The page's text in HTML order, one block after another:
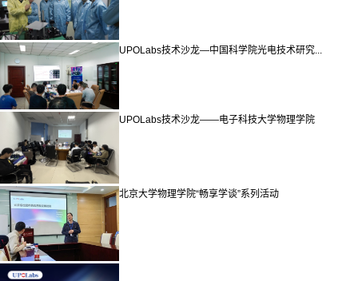
UPOLabs技术沙龙—中国科学院光电技术研究...
UPOLabs技术沙龙——电子科技大学物理学院
北京大学物理学院“畅享学谈”系列活动